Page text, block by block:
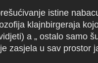
istine
klajnbirgeraja
a „ ostalo samo
zasjela u sav prostor